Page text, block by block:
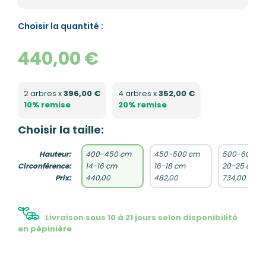
Choisir la quantité :
440,00 €
2 arbres x396,00 €
10% remise
4 arbres x352,00 €
20% remise
Choisir la taille:
Hauteur:
Circonférence:
Prix:
400-450 cm
14-16 cm
440,00
450-500 cm
16-18 cm
482,00
500-600
20-25 cm
734,00
Livraison sous 10 à 21 jours selon disponibilité
en pépinière